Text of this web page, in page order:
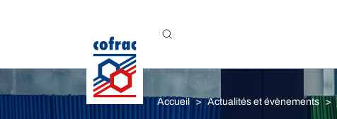
Accueil Actualités et évènements